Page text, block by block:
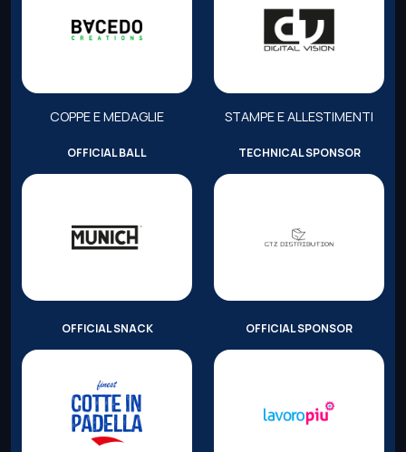
COPPE E MEDAGLIE STAMPE E ALLESTIMENTI
OFFICIAL BALL TECHNICAL SPONSOR
OFFICIAL SNACK OFFICIAL SPONSOR